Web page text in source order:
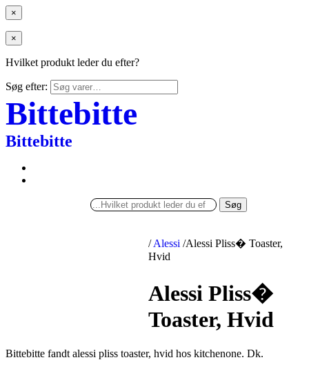
×
×
Hvilket produkt leder du efter?
Søg efter:
Bittebitte
Bittebitte
Søg
/ Alessi /Alessi Pliss� Toaster,
Hvid
Alessi Pliss�
Toaster, Hvid
Bittebitte fandt alessi pliss toaster, hvid hos kitchenone. Dk.